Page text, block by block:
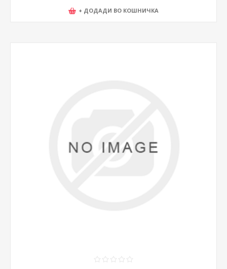
+ ДОДАДИ ВО КОШНИЧКА